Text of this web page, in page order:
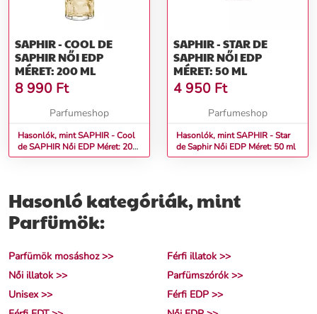
SAPHIR - COOL DE
SAPHIR NŐI EDP
MÉRET: 200 ML
8 990 Ft
Parfumeshop
Hasonlók, mint SAPHIR - Cool
de SAPHIR Női EDP Méret: 200
ml
SAPHIR - STAR DE
SAPHIR NŐI EDP
MÉRET: 50 ML
4 950 Ft
Parfumeshop
Hasonlók, mint SAPHIR - Star
de Saphir Női EDP Méret: 50 ml
Hasonló kategóriák, mint
Parfümök:
Parfümök mosáshoz >>
Férfi illatok >>
Női illatok >>
Parfümszórók >>
Unisex >>
Férfi EDP >>